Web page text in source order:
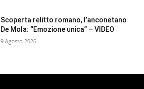
Scoperta relitto romano, l’anconetano
De Mola: “Emozione unica” – VIDEO
9 Agosto 2026